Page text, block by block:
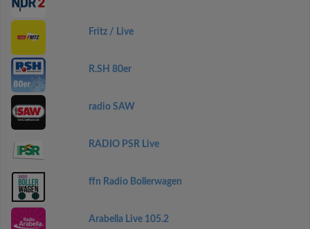
Fritz / Live
R.SH 80er
radio SAW
RADIO PSR Live
ffn Radio Bollerwagen
Arabella Live 105.2